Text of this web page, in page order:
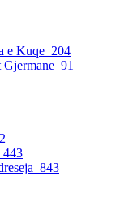
e Kuqe 204
91
443
843